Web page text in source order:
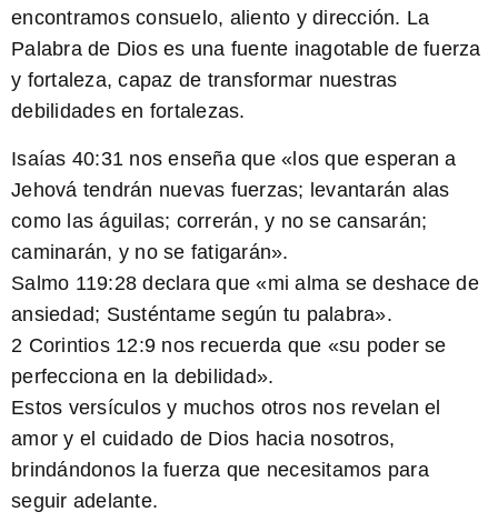
encontramos consuelo, aliento y dirección. La
Palabra de Dios es una fuente inagotable de fuerza
y fortaleza, capaz de transformar nuestras
debilidades en fortalezas.
Isaías 40:31 nos enseña que«los que esperan a
Jehová tendrán nuevas fuerzas; levantarán alas
como las águilas; correrán, y no se cansarán;
caminarán, y no se fatigarán».
Salmo 119:28 declara que «mi alma se deshace de
ansiedad; Susténtame según tu palabra».
2 Corintios 12:9 nos recuerda que «su poder se
perfecciona en la debilidad».
Estos versículos y muchos otros nos revelan el
amor y el cuidado de Dios hacia nosotros,
brindándonos la fuerza que necesitamos para
seguir adelante.